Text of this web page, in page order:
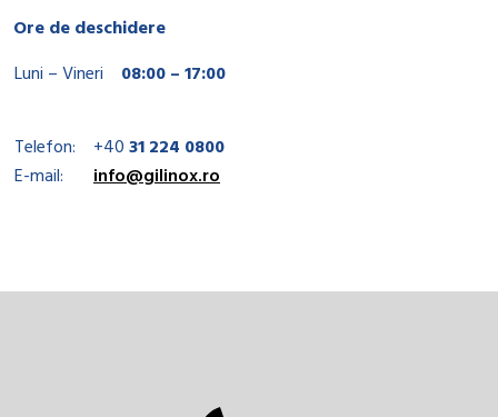
Ore de deschidere
Luni – Vineri
08:00 – 17:00
Telefon: +4031 224 0800
E-mail:
info@gilinox.ro